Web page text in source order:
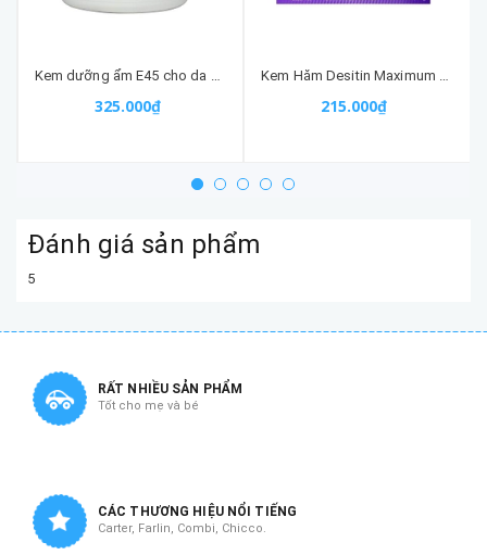
325.000₫ 215.000₫
Đánh giá sản phẩm
5
RẤT NHIỀU SẢN PHẨM
Tốt cho mẹ và bé
CÁC THƯƠNG HIỆU NỔI TIẾNG
Carter, Farlin, Combi, Chicco.